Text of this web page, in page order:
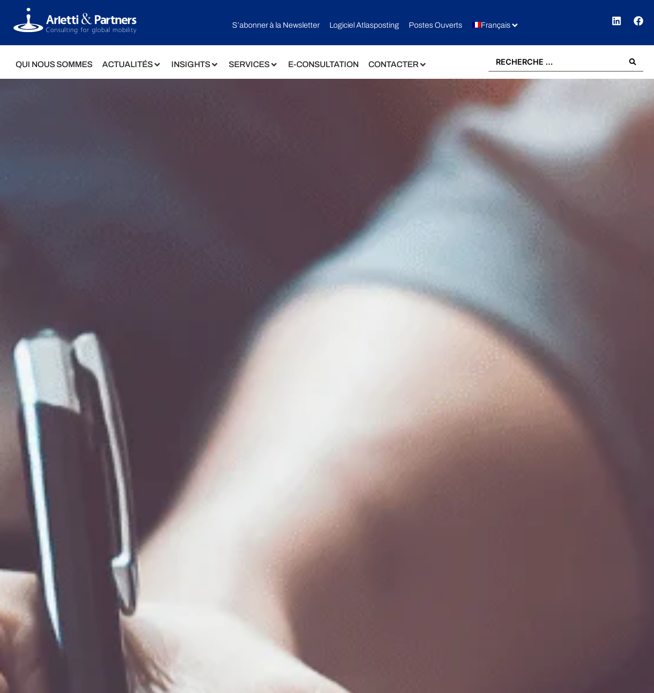
S’abonner à la Newsletter Logiciel Atlasposting Postes Ouverts Français
QUI NOUS SOMMES ACTUALITÉS INSIGHTS SERVICES E-CONSULTATION CONTACTER